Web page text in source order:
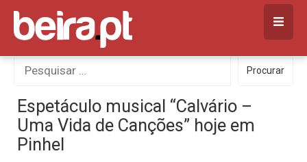
Skip
content
Procurar
por:
Procurar
Espetáculo musical “Calvário –
Uma Vida de Canções” hoje em
Pinhel